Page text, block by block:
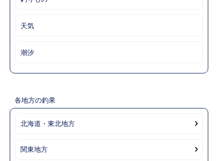
天気
潮汐
各地方の釣果
北海道・東北地方
関東地方